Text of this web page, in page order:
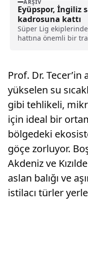
ARŞIV
Eyüpspor, İngiliz
kadrosuna kattı
Süper Lig
hattına önemli bir
Prof. Dr. Tecer’in
yükselen su
gibi tehlikeli,
için ideal bir
bölgedeki
göçe zorluyor.
Akdeniz ve
aslan balığı ve
istilacı türler